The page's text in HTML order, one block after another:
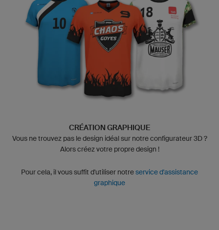
CRÉATION GRAPHIQUE
Vous ne trouvez pas le design idéal sur notre configurateur 3D ?
Alors créez votre propre design !
Pour cela, il vous suffit d'utiliser notreservice d'assistance
graphique